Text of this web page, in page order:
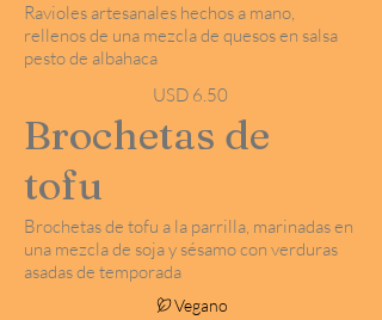
Ravioles artesanales hechos a mano,
rellenos de una mezcla de quesos en salsa
pesto de albahaca
USD 6.50
Brochetas de
tofu
Brochetas de tofu a la parrilla, marinadas en
una mezcla de soja y sésamo con verduras
asadas de temporada
Vegano